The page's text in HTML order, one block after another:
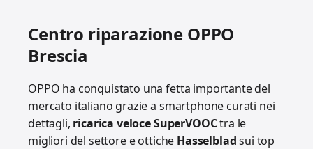
Centro riparazione OPPO
Brescia
OPPO ha conquistato una fetta importante del
mercato italiano grazie a smartphone curati nei
dettagli, ricarica veloce SuperVOOCtra le
migliori del settore e ottiche Hasselbladsui top